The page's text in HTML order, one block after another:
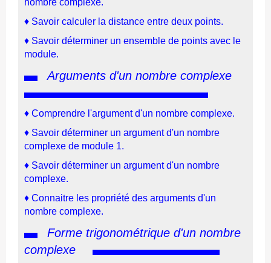
nombre complexe.
♦ Savoir calculer la distance entre deux points.
♦ Savoir déterminer un ensemble de points avec le
module.
Arguments d'un nombre complexe
♦ Comprendre l'argument d'un nombre complexe.
♦ Savoir déterminer un argument d'un nombre
complexe de module 1.
♦ Savoir déterminer un argument d'un nombre
complexe.
♦ Connaitre les propriété des arguments d'un
nombre complexe.
Forme trigonométrique d'un nombre
complexe